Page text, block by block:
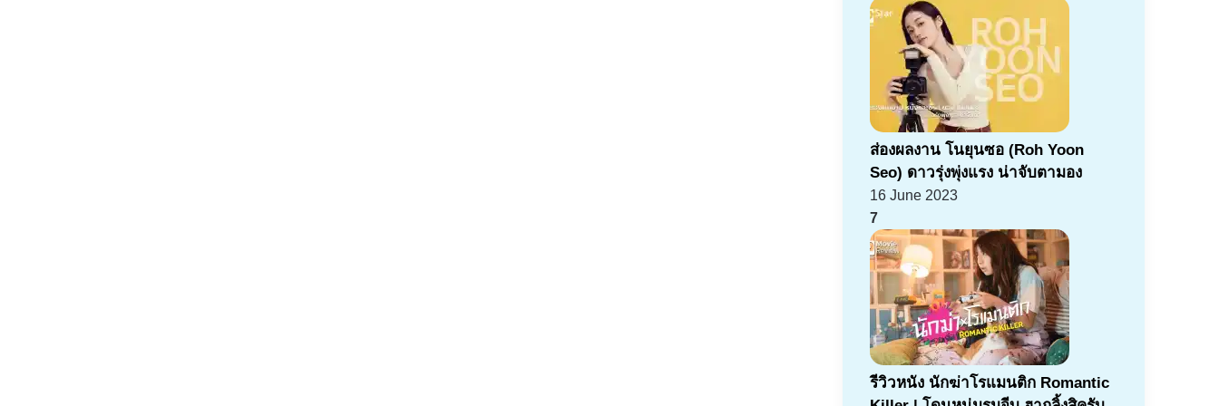
ส่องผลงาน โนยุนซอ (Roh Yoon
Seo) ดาวรุ่งพุ่งแรง น่าจับตามอง
16 June 2023
7
รีวิวหนัง นักฆ่าโรแมนติก Romantic